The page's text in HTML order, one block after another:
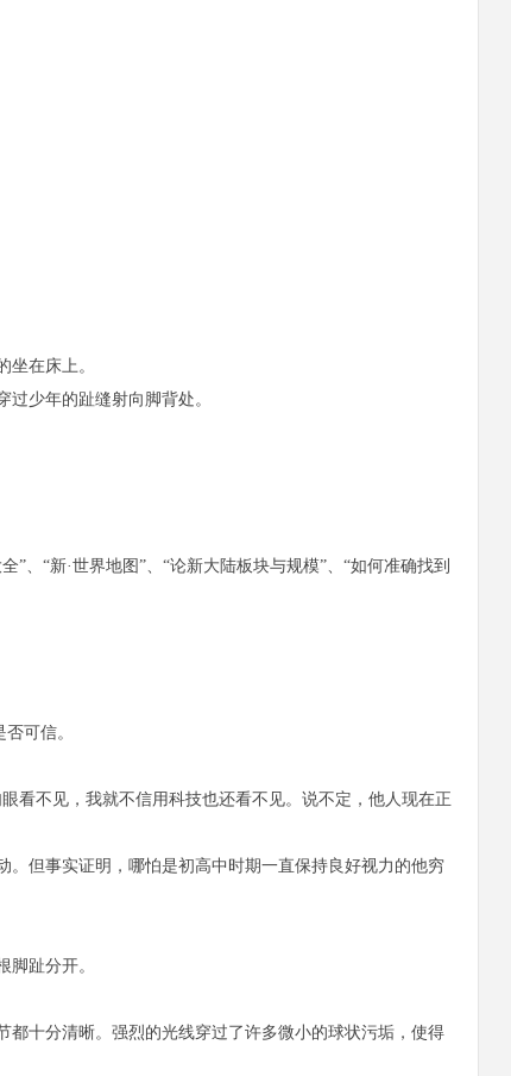
在床上。
少年的趾缝射向脚背处。
“新·世界地图”、“论新大陆板块与规模”、“如何准确找到
可信。
不见，我就不信用科技也还看不见。说不定，他人现在正
但事实证明，哪怕是初高中时期一直保持良好视力的他穷
趾分开。
十分清晰。强烈的光线穿过了许多微小的球状污垢，使得